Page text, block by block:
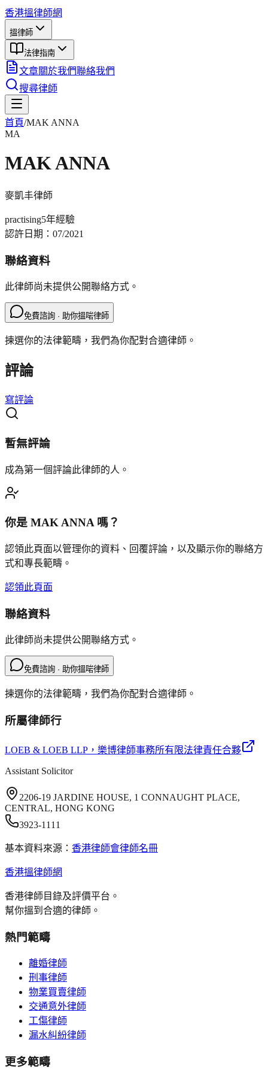
香港搵律師網
搵律師
法律指南
文章關於我們聯絡我們
搜尋律師
首頁/MAK ANNA
MA
MAK ANNA
麥凱丰律師
practising5年經驗
認許日期： 07/2021
聯絡資料
此律師尚未提供公開聯絡方式。
免費諮詢 · 助你搵啱律師
揀選你的法律範疇，我們為你配對合適律師。
評論
寫評論
暫無評論
成為第一個評論此律師的人。
你是 MAK ANNA嗎？
認領此頁面以管理你的資料、回覆評論，以及顯示你的聯絡方
式和專長範疇。
認領此頁面
聯絡資料
此律師尚未提供公開聯絡方式。
免費諮詢 · 助你搵啱律師
揀選你的法律範疇，我們為你配對合適律師。
所屬律師行
LOEB & LOEB LLP ，樂博律師事務所有限法律責任合夥
Assistant Solicitor
2206-19 JARDINE HOUSE, 1 CONNAUGHT PLACE,
CENTRAL, HONG KONG
3923-1111
基本資料來源： 香港律師會律師名冊
香港搵律師網
香港律師目錄及評價平台。
幫你搵到合適的律師。
熱門範疇
離婚律師
刑事律師
物業買賣律師
交通意外律師
工傷律師
漏水糾紛律師
更多範疇